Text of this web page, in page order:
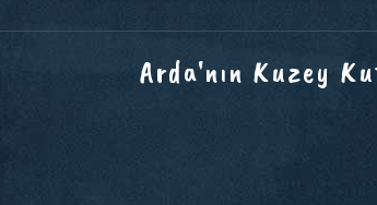
Arda'nın Kuzey